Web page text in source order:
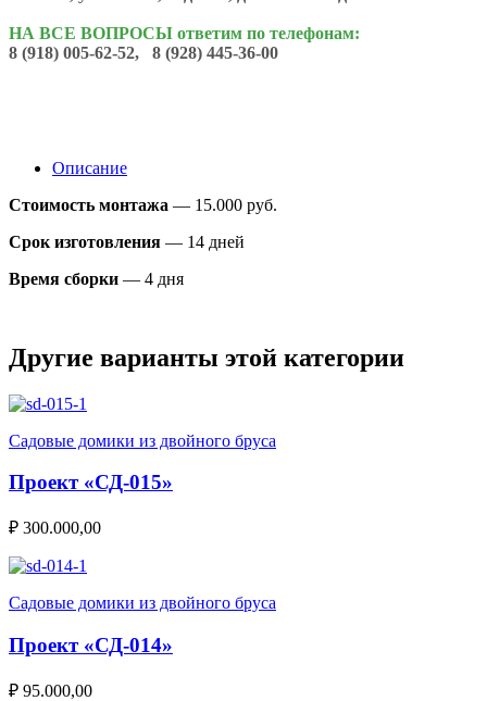
НА ВСЕ ВОПРОСЫ ответим по телефонам:
8 (918) 005-62-52, 8 (928) 445-36-00
Описание
Стоимость монтажа — 15.000 руб.
Срок изготовления — 14 дней
Время сборки — 4 дня
Другие варианты этой категории
Садовые домики из двойного бруса
Проект «СД-015»
₽ 300.000,00
Садовые домики из двойного бруса
Проект «СД-014»
₽ 95.000,00